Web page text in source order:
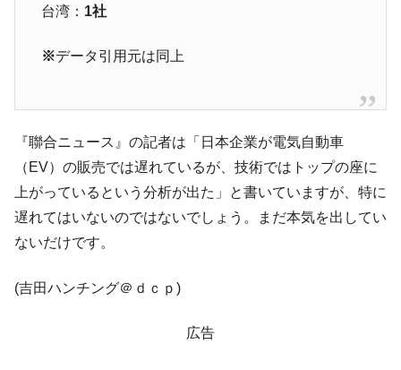
Fact1
日本の誇る海洋資源調査船『白嶺』は先進技術の
Fact1
夏の甲子園、優勝校を最も多く輩出している都道
Fact1 今話題の「楽天ライオンズ」とは？
Fact1 奇跡の毛色「白毛馬」とは？
Fact1
全て勝つといくら？ 競馬GI競走で勝利騎手がもら
える賞金とは？
Fact1 平成仮面ライダーの意外すぎるモチーフとは？
Fact1
発表から2日で大崩壊、鳴かず飛ばずに終わりそう
Fact1
日本人マスターズ挑戦の歴史。松山以前に最高位
台湾： 1社
※データ引用元は同上
『聯合ニュース』の記者は「日本企業が電気自動車
（EV）の販売では遅れているが、技術ではトップの座に
上がっているという分析が出た」と書いていますが、特に
遅れてはいないのではないでしょう。まだ本気を出してい
ないだけです。
(吉田ハンチング＠ｄｃｐ)
広告